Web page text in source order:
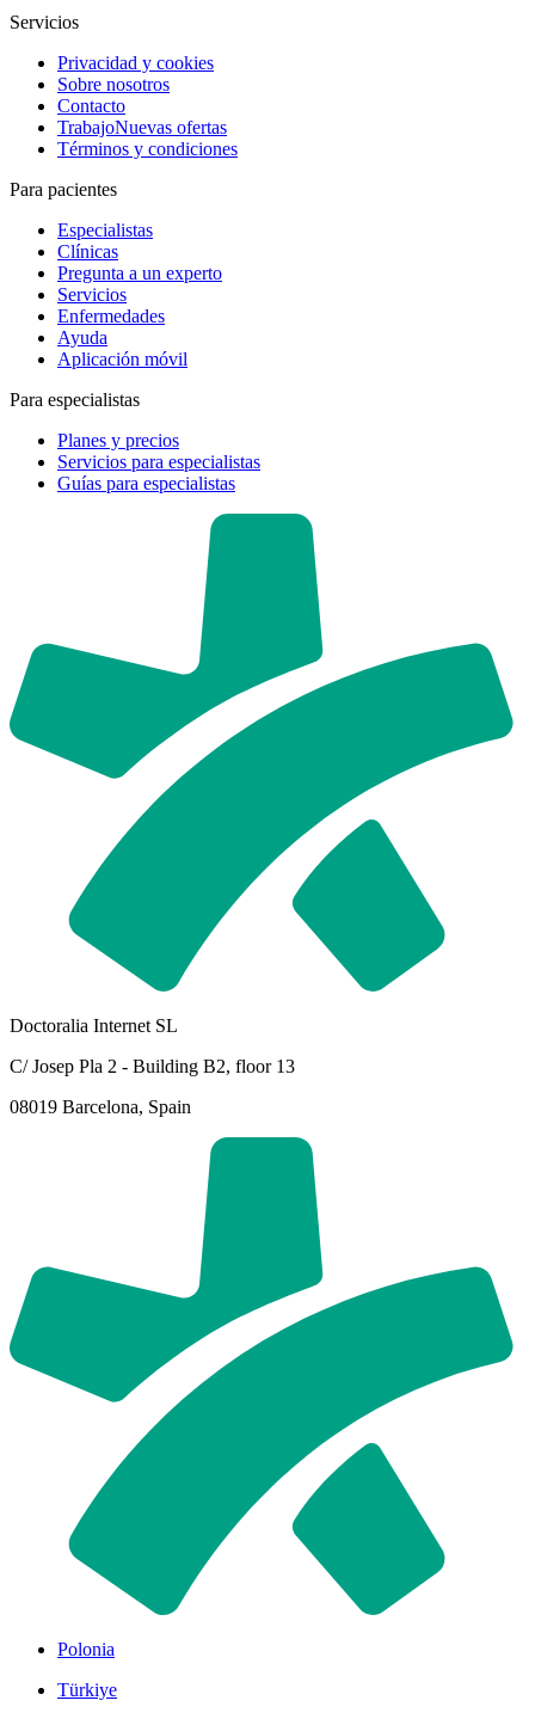
Servicios
Privacidad y cookies
Sobre nosotros
Contacto
TrabajoNuevas ofertas
Términos y condiciones
Para pacientes
Especialistas
Clínicas
Pregunta a un experto
Servicios
Enfermedades
Ayuda
Aplicación móvil
Para especialistas
Planes y precios
Servicios para especialistas
Guías para especialistas
Doctoralia Internet SL
C/ Josep Pla 2 - Building B2, floor 13
08019 Barcelona, Spain
Polonia
Türkiye